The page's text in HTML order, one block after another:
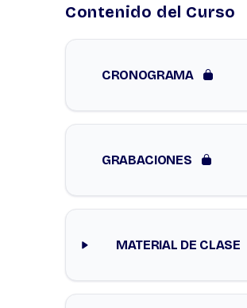
Contenido del Curso
CRONOGRAMA
GRABACIONES
MATERIAL DE CLASE